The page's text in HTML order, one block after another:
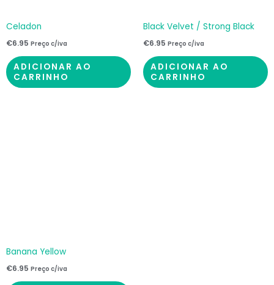
Celadon
€6.95 Preço c/iva
ADICIONAR AO
CARRINHO
Black Velvet / Strong Black
€6.95 Preço c/iva
ADICIONAR AO
CARRINHO
Banana Yellow
€6.95 Preço c/iva